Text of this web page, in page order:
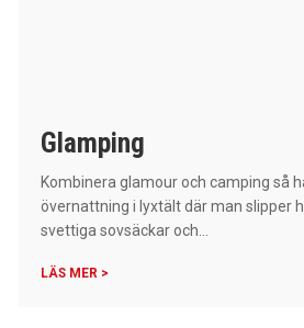
Glamping
Kombinera glamour och camping så
övernattning i lyxtält där man slipper
svettiga sovsäckar och...
LÄS MER >